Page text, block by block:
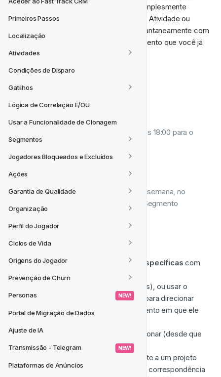
Primeiros Passos
Localização
Atividades
Condições de Disparo
Gatilhos
Lógica de Correlação E/OU
Usar a Funcionalidade de Clonagem
Segmentos
Jogadores Bloqueados e Excluídos
Ações
Garantia de Qualidade
Organização
Perfil do Jogador
Ciclos de Vida
Origens do Jogador
Prevenção de Churn
Personas NEW!
Portal de Migração de Dados
Ajuste de IA
Transmissão - Telegram NEW!
Plataformas de Anúncios
Hora Específicas (SDT) em segundos simplesmente
pedindo ao Fast Track AI. Seja uma única Atividade ou
várias de uma vez, elas são geradas instantaneamente com
base no seu pedido, com qualquer Segmento que você já
tenha configurado no seu CRM.
🧩 Como Funciona
Apenas digite seu pedido. Por exemplo:
“Criar uma Atividade em 15 de janeiro às 18:00 para o
Segmento Jogadores VIP.”
“Agendar três Atividades neste fim de semana, no
sábado e domingo às 12:00 usando o Segmento
Apostadores Esportivos.”
Criar Atividades de Data e Hora Específicas com
base no seu pedido
Horário Ótimo do Dia
por padrão (para direcionar
cada jogador individual em um momento em que ele
Incluir o
que você mencionar (desde que
exista no seu CRM)
Associar a Atividade automaticamente a um projeto
com nome semelhante. Se nenhuma correspondência